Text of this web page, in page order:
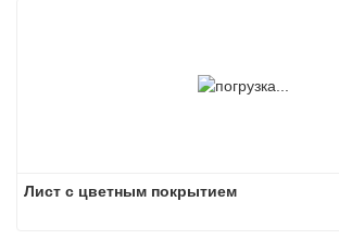
Лист с цветным покрытием